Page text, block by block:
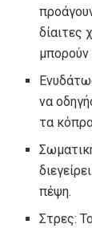
δίαιτες
μπορούν
να
τα
πέψη.
Στρες: